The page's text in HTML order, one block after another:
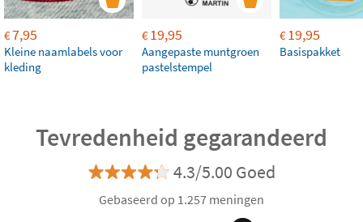
€7,95
Kleine naamlabels voor
kleding
€19,95
Aangepaste muntgroen
pastelstempel
€19,95
Basispakket
Tevredenheid gegarandeerd
4.3/5.00 Goed
Gebaseerd op 1.257 meningen